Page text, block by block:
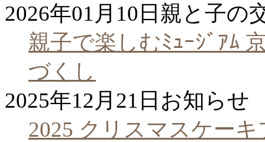
2026年01月10日 親と子の
親子で楽しむﾐｭｰｼﾞｱﾑ
づくし
2025年12月21日 お知らせ
2025 クリスマスケー